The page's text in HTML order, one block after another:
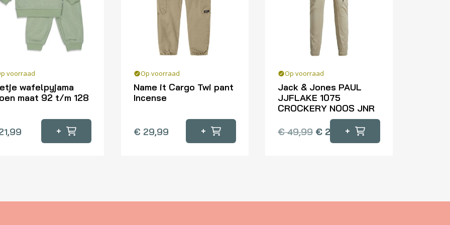
voorraad
wafelpyjama
maat 92 t/m 128
+
Op voorraad
Name it Cargo Twi pant
Incense
€ 29,99 +
product
kan
Op voorraad
Jack & Jones PAUL
JJFLAKE 1075
CROCKERY NOOS JNR
€49,99 € 25,00
+
product
optie